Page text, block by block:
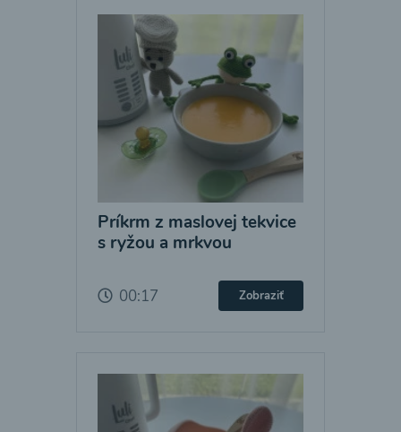
Príkrm z maslovej tekvice
s ryžou a mrkvou
00:17 Zobraziť